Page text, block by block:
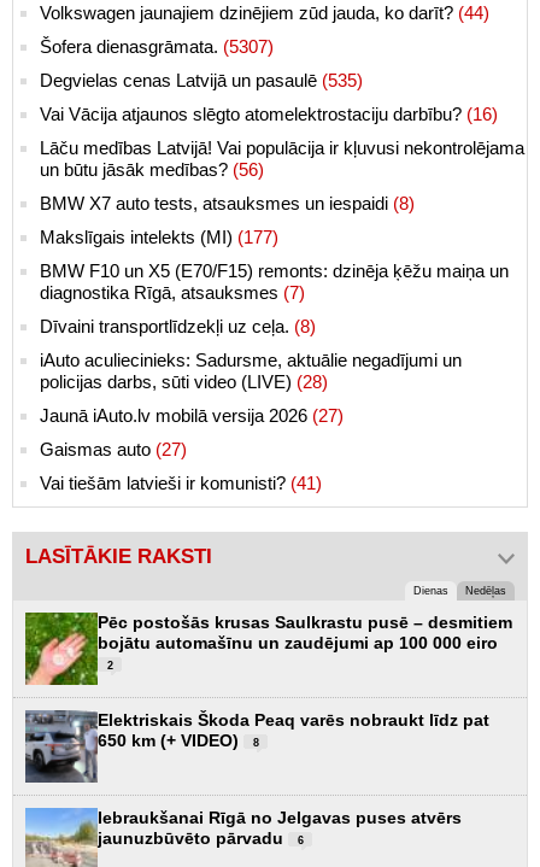
Volkswagen jaunajiem dzinējiem zūd jauda, ko darīt? (44)
Šofera dienasgrāmata. (5307)
Degvielas cenas Latvijā un pasaulē (535)
Vai Vācija atjaunos slēgto atomelektrostaciju darbību? (16)
Lāču medības Latvijā! Vai populācija ir kļuvusi nekontrolējama
un būtu jāsāk medības? (56)
BMW X7 auto tests, atsauksmes un iespaidi (8)
Makslīgais intelekts (MI) (177)
BMW F10 un X5 (E70/F15) remonts: dzinēja ķēžu maiņa un
diagnostika Rīgā, atsauksmes (7)
Dīvaini transportlīdzekļi uz ceļa. (8)
iAuto aculiecinieks: Sadursme, aktuālie negadījumi un
policijas darbs, sūti video (LIVE) (28)
Jaunā iAuto.lv mobilā versija 2026 (27)
Gaismas auto (27)
Vai tiešām latvieši ir komunisti? (41)
LASĪTĀKIE RAKSTI
Dienas Nedēļas
Pēc postošās krusas Saulkrastu pusē – desmitiem
bojātu automašīnu un zaudējumi ap 100 000 eiro
2
Elektriskais Škoda Peaq varēs nobraukt līdz pat
650 km (+ VIDEO)
8
Iebraukšanai Rīgā no Jelgavas puses atvērs
jaunuzbūvēto pārvadu
6